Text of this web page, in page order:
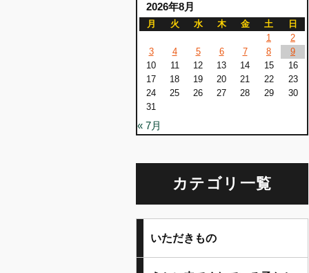
2026年8月
月 火 水 木 金 土
日
1
2
3
4 5 6 7 8
9
10
11 12 13 14 15
16
17
18 19 20 21 22
23
24
25 26 27 28 29
30
31
« 7月
カテゴリ一覧
いただきもの